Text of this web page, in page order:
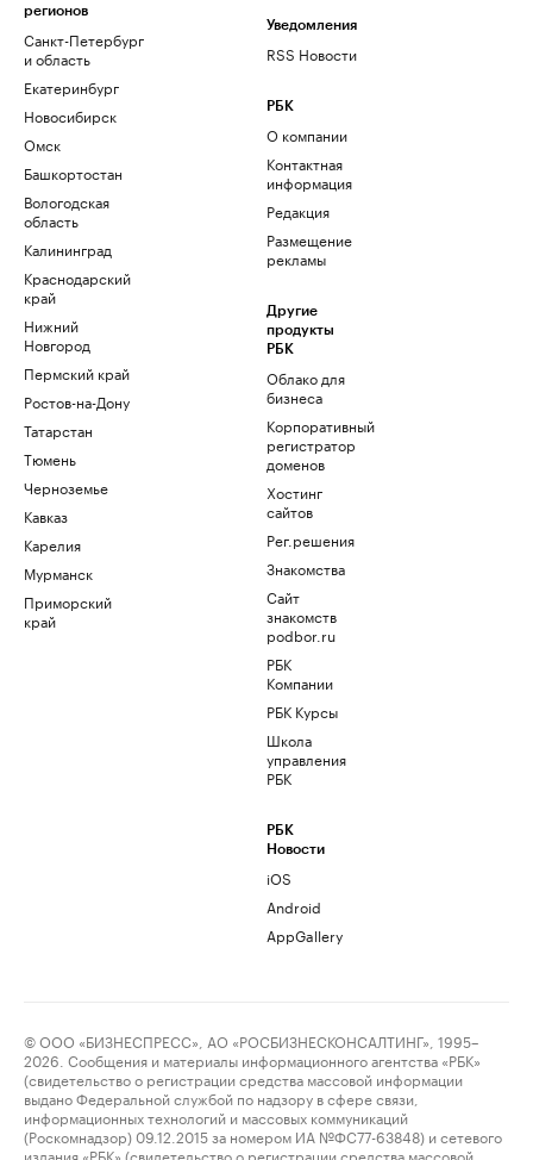
регионов
Санкт-Петербург
и область
Екатеринбург
Новосибирск
Омск
Башкортостан
Вологодская
область
Калининград
Краснодарский
край
Нижний
Новгород
Пермский край
Ростов-на-Дону
Татарстан
Тюмень
Черноземье
Кавказ
Карелия
Мурманск
Приморский
край
Уведомления
RSS Новости
РБК
О компании
Контактная
информация
Редакция
Размещение
рекламы
Другие
продукты
РБК
Облако для
бизнеса
Корпоративный
регистратор
доменов
Хостинг
сайтов
Рег.решения
Знакомства
Сайт
знакомств
podbor.ru
РБК
Компании
РБК Курсы
Школа
управления
РБК
РБК
Новости
iOS
Android
AppGallery
© ООО «БИЗНЕСПРЕСС», АО «РОСБИЗНЕСКОНСАЛТИНГ», 1995–
2026. Сообщения и материалы информационного агентства «РБК»
(свидетельство о регистрации средства массовой информации
выдано Федеральной службой по надзору в сфере связи,
информационных технологий и массовых коммуникаций
(Роскомнадзор) 09.12.2015 за номером ИА №ФС77-63848) и сетевого
издания «РБК» (свидетельство о регистрации средства массовой